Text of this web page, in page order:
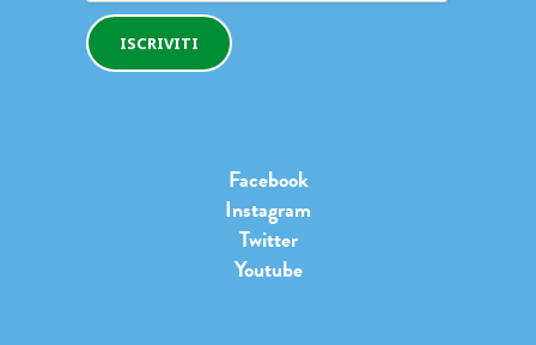
ISCRIVITI
Facebook
Instagram
Twitter
Youtube